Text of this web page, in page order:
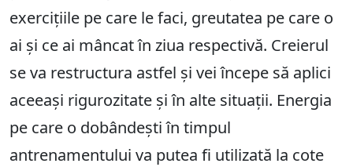
exercițiile pe care le faci, greutatea pe care o
ai și ce ai mâncat în ziua respectivă. Creierul
se va restructura astfel și vei începe să aplici
aceeași rigurozitate și în alte situații. Energia
pe care o dobândești în timpul
antrenamentului va putea fi utilizată la cote